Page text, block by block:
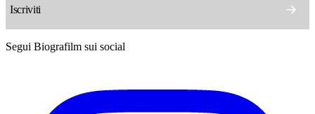
Segui Biografilm sui social